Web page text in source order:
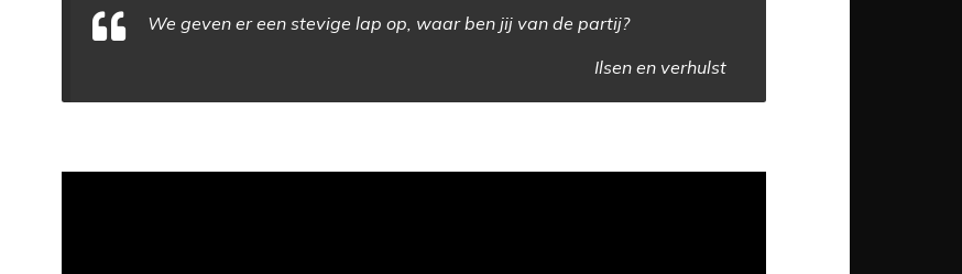
We geven er een stevige lap op, waar ben jij van de partij?
Ilsen en verhulst